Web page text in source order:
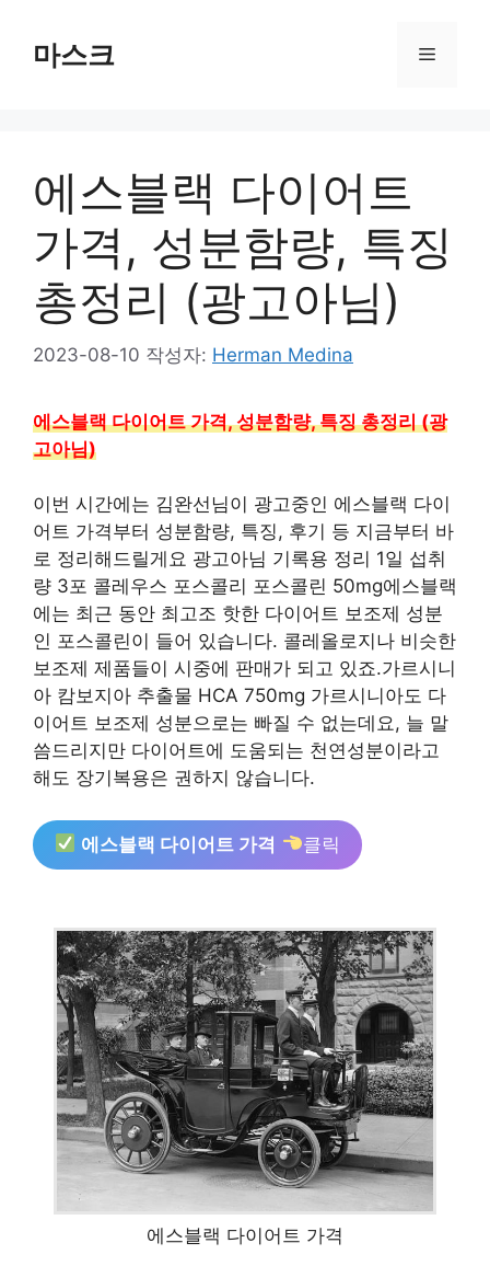
마스크 메
에스블랙 다이어트
가격, 성분함량, 특징
총정리 (광고아님)
2023-08-10 작성자: Herman Medina
에스블랙 다이어트 가격, 성분함량, 특징 총정리 (광
고아님)
이번 시간에는 김완선님이 광고중인 에스블랙 다이
어트 가격부터 성분함량, 특징, 후기 등 지금부터 바
로 정리해드릴게요 광고아님 기록용 정리 1일 섭취
량 3포 콜레우스 포스콜리 포스콜린 50mg에스블랙
에는 최근 동안 최고조 핫한 다이어트 보조제 성분
인 포스콜린이 들어 있습니다. 콜레올로지나 비슷한
보조제 제품들이 시중에 판매가 되고 있죠.가르시니
아 캄보지아 추출물 HCA 750mg 가르시니아도 다
이어트 보조제 성분으로는 빠질 수 없는데요, 늘 말
씀드리지만 다이어트에 도움되는 천연성분이라고
해도 장기복용은 권하지 않습니다.
에스블랙 다이어트 가격 클릭
에스블랙 다이어트 가격